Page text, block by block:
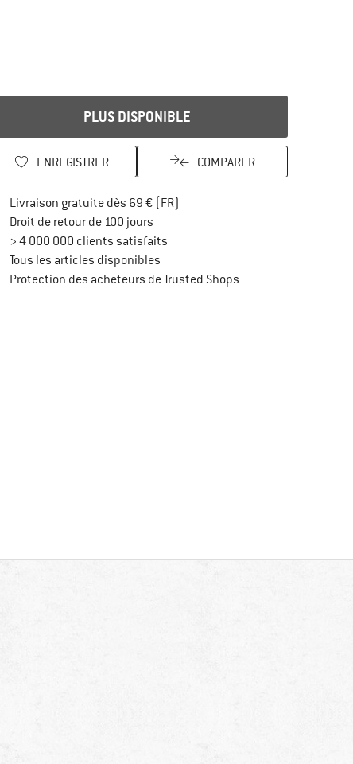
PLUS DISPONIBLE
ENREGISTRER COMPARER
Livraison gratuite dès 69 € (FR)
Droit de retour de 100 joursTrouve les informations de
> 4 000 000 clients satisfaits
Tous les articles disponibles
Protection des acheteurs de Trusted ShopsTrouve toutes les